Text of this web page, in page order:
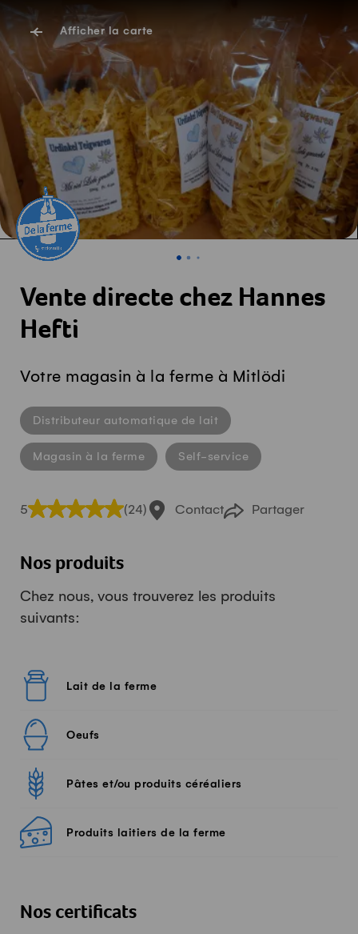
Afficher la carte
Vente directe chez Hannes
Hefti
Votre magasin à la ferme à Mitlödi
Distributeur automatique de lait
Magasin à la ferme Self-service
5 (24) Contact Partager
Nos produits
Chez nous, vous trouverez les produits
suivants:
Lait de la ferme
Oeufs
Pâtes et/ou produits céréaliers
Produits laitiers de la ferme
Nos certificats